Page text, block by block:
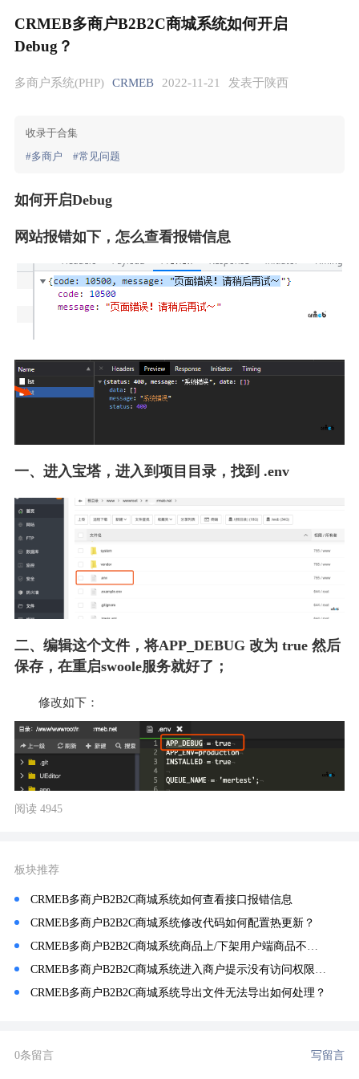
CRMEB多商户B2B2C商城系统如何开启
Debug？
多商户系统(PHP) CRMEB 2022-11-21 发表于陕西
收录于合集
#多商户
#常见问题
如何开启Debug
网站报错如下，怎么查看报错信息
一、进入宝塔，进入到项目目录，找到 .env
二、编辑这个文件，将APP_DEBUG 改为 true 然后
保存，在重启swoole服务就好了；
修改如下：
阅读 4945
板块推荐
CRMEB多商户B2B2C商城系统如何查看接口报错信息
CRMEB多商户B2B2C商城系统修改代码如何配置热更新？
CRMEB多商户B2B2C商城系统商品上/下架用户端商品不起作用如何处理？
CRMEB多商户B2B2C商城系统进入商户提示没有访问权限如何解决？
CRMEB多商户B2B2C商城系统导出文件无法导出如何处理？
0条留言 写留言